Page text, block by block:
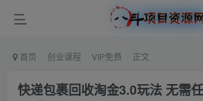
首页 创业课程 VIP免费 正文
快递包裹回收淘金3.0玩法 无需